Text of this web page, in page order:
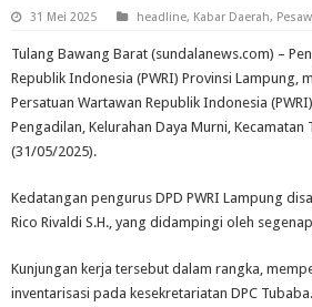
31 Mei 2025 headline, Kabar Daerah,
Tulang Bawang Barat (sundalanews.com) –
Republik Indonesia (PWRI) Provinsi Lampung,
Persatuan Wartawan Republik Indonesia
Pengadilan, Kelurahan Daya Murni,
(31/05/2025).
Kedatangan pengurus DPD PWRI Lampung
Rico Rivaldi S.H., yang didampingi oleh
Kunjungan kerja tersebut dalam rangka,
inventarisasi pada kesekretariatan DPC Tubaba.